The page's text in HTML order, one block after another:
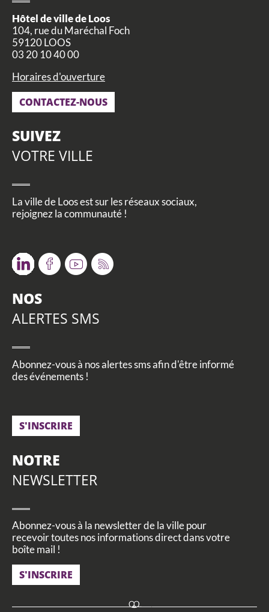
Hôtel de ville de Loos
104, rue du Maréchal Foch
59120 LOOS
03 20 10 40 00
Horaires d'ouverture
CONTACTEZ-NOUS
SUIVEZ
VOTRE VILLE
La ville de Loos est sur les réseaux sociaux,
rejoignez la communauté !
TwitterFacebookYoutube
RSS
NOS
ALERTES SMS
Abonnez-vous à nos alertes sms afin d'être informé
des événements !
S'INSCRIRE
NOTRE
NEWSLETTER
Abonnez-vous à la newsletter de la ville pour
recevoir toutes nos informations direct dans votre
boîte mail !
S'INSCRIRE